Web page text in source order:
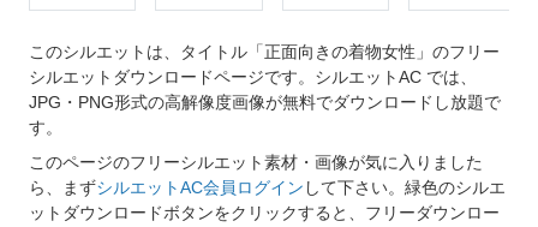
このシルエットは、タイトル「正面向きの着物女性」のフリー
シルエットダウンロードページです。シルエットAC では、
JPG・PNG形式の高解像度画像が無料でダウンロードし放題で
す。
このページのフリーシルエット素材・画像が気に入りました
ら、まずシルエットAC会員ログイン して下さい。緑色のシルエ
ットダウンロードボタンをクリックすると、フリーダウンロー